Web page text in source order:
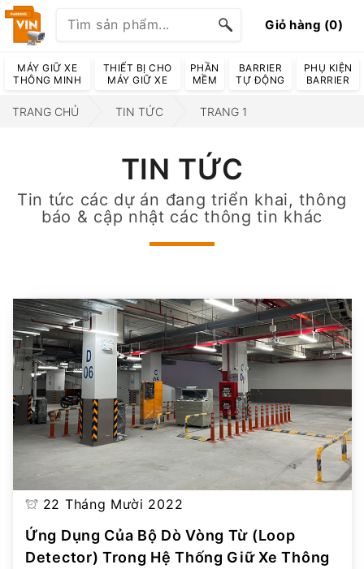
Giỏ hàng (0)
MÁY GIỮ XE
THÔNG MINH
THIẾT BỊ CHO
MÁY GIỮ XE
PHẦN
MỀM
BARRIER
TỰ ĐỘNG
PHỤ KIỆN
BARRIER
TRANG CHỦ TIN TỨC TRANG 1
TIN TỨC
Tin tức các dự án đang triển khai, thông
báo & cập nhật các thông tin khác
22 Tháng Mười 2022
Ứng Dụng Của Bộ Dò Vòng Từ (Loop
Detector) Trong Hệ Thống Giữ Xe Thông